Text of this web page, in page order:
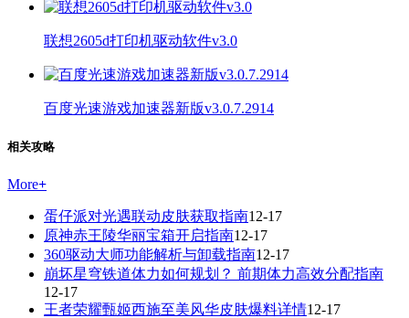
联想2605d打印机驱动软件v3.0
百度光速游戏加速器新版v3.0.7.2914
相关攻略
More+
蛋仔派对光遇联动皮肤获取指南12-17
原神赤王陵华丽宝箱开启指南12-17
360驱动大师功能解析与卸载指南12-17
崩坏星穹铁道体力如何规划？ 前期体力高效分配指南
12-17
王者荣耀甄姬西施至美风华皮肤爆料详情12-17